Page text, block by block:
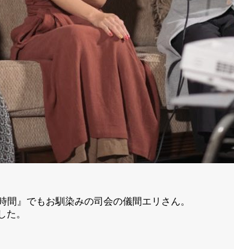
間』でもお馴染みの司会の儀間エリさん。
。